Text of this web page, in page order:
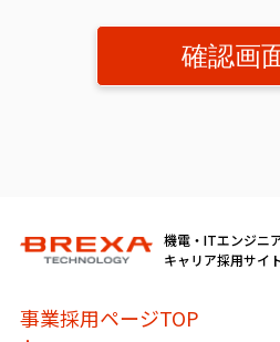
サービスなどのご提供ができませ
（開示対象個人情報の「利用目的
必要に応じて窓口までご連絡くだ
《個人情報相談窓口》
機電・ITエンジニ
キャリア採用サイ
事業採用ページTOP